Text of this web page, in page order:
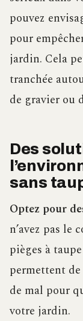
pouvez
pour
jardin. Cela
tranchée
de gravier ou
Des
sans
Optez pour
n’avez pas le
pièges à
permettent
de mal pour
votre jardin.